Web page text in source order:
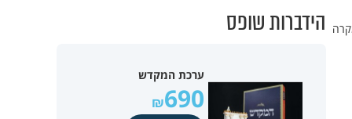
הידברות שופס
ערכת המקדש
690